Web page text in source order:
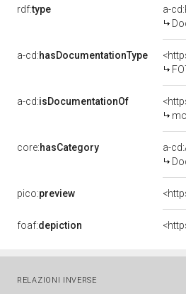
rdf:type
a-
a-cd:hasDocumentationType
a-cd:isDocumentationOf
core:hasCategory
a-
pico:preview
foaf:depiction
RELAZIONI INVERSE